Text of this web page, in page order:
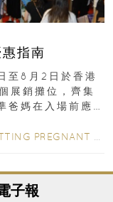
指南
至8月2日於香港
展銷攤位，齊集
爸媽在入場前應
PREGNANT
子報